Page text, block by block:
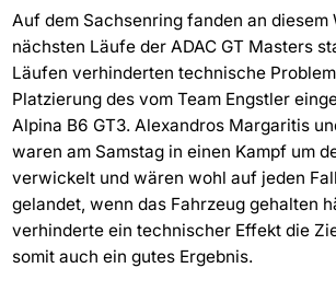
Auf dem Sachsenring fanden an diesem
nächsten Läufe der ADAC GT Masters
Läufen verhinderten technische
Platzierung des vom Team Engstler
Alpina B6 GT3. Alexandros Margaritis
waren am Samstag in einen Kampf um
verwickelt und wären wohl auf jeden
gelandet, wenn das Fahrzeug gehalten
verhinderte ein technischer Effekt die
somit auch ein gutes Ergebnis.